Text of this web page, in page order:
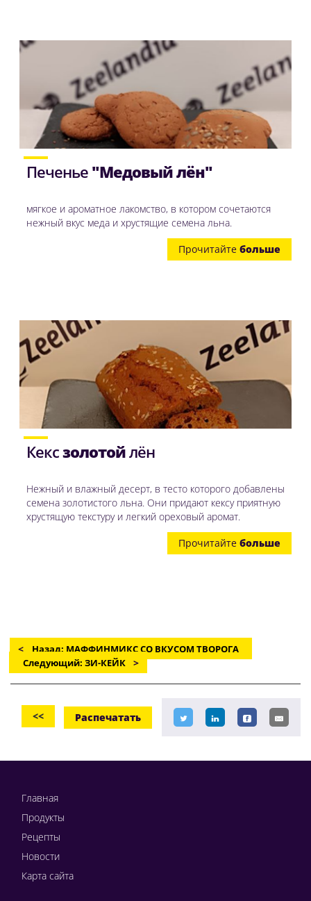
Печенье "Медовый лён"
мягкое и ароматное лакомство, в котором сочетаются
нежный вкус меда и хрустящие семена льна.
Прочитайте больше
Кексзолотойлён
Нежный и влажный десерт, в тесто которого добавлены
семена золотистого льна. Они придают кексу приятную
хрустящую текстуру и легкий ореховый аромат.
Прочитайте больше
Назад: МАФФИНМИКС СО ВКУСОМ ТВОРОГА
Следующий: ЗИ-КЕЙК
<< Распечатать
Главная
Продукты
Рецепты
Новости
Карта сайта